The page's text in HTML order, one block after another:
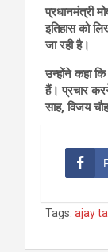
प्रधानमंत्री
इतिहास को
जा रही है।
उन्होंने कहा
हैं। प्रचार
साह, विजय
Tags: ajay